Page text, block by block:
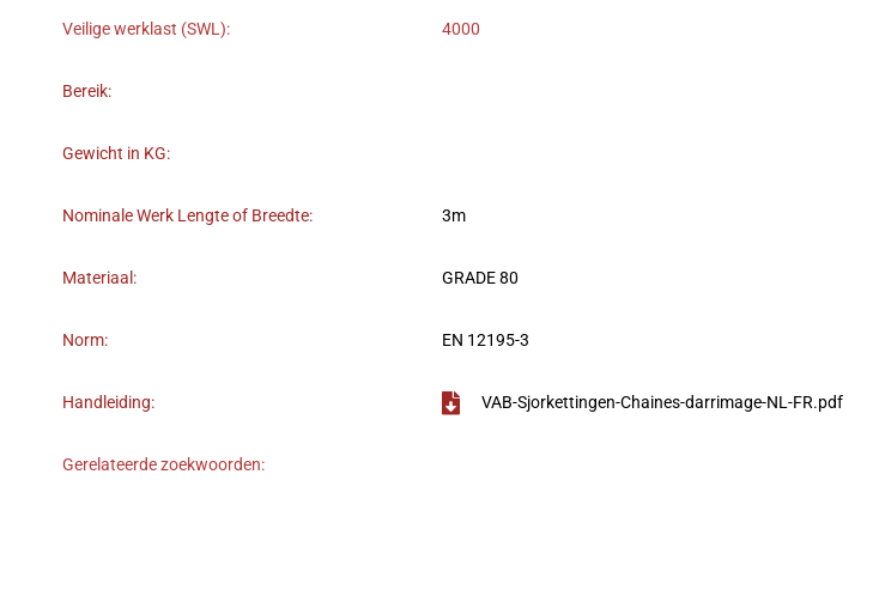
Veilige werklast (SWL): 4000
Bereik:
Gewicht in KG:
Nominale Werk Lengte of Breedte: 3m
Materiaal: GRADE 80
Norm: EN 12195-3
Handleiding: VAB-Sjorkettingen-Chaines-darrimage-NL-FR.pdf
Gerelateerde zoekwoorden: